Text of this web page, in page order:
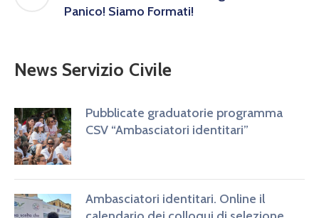
Panico! Siamo Formati!
News Servizio Civile
Pubblicate graduatorie programma
CSV “Ambasciatori identitari”
Ambasciatori identitari. Online il